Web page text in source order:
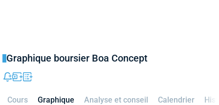
Graphique boursier Boa Concept
Cours Graphique Analyse et conseil Calendrier